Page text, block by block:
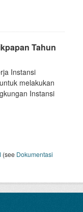
Tahun
Instansi
melakukan
Instansi
(see Dokumentasi